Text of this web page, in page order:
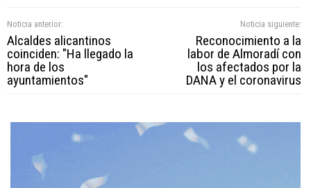
Noticia anterior:
Alcaldes alicantinos
coinciden: "Ha llegado la
hora de los
ayuntamientos"
Noticia siguiente:
Reconocimiento a la
labor de Almoradí con
los afectados por la
DANA y el coronavirus